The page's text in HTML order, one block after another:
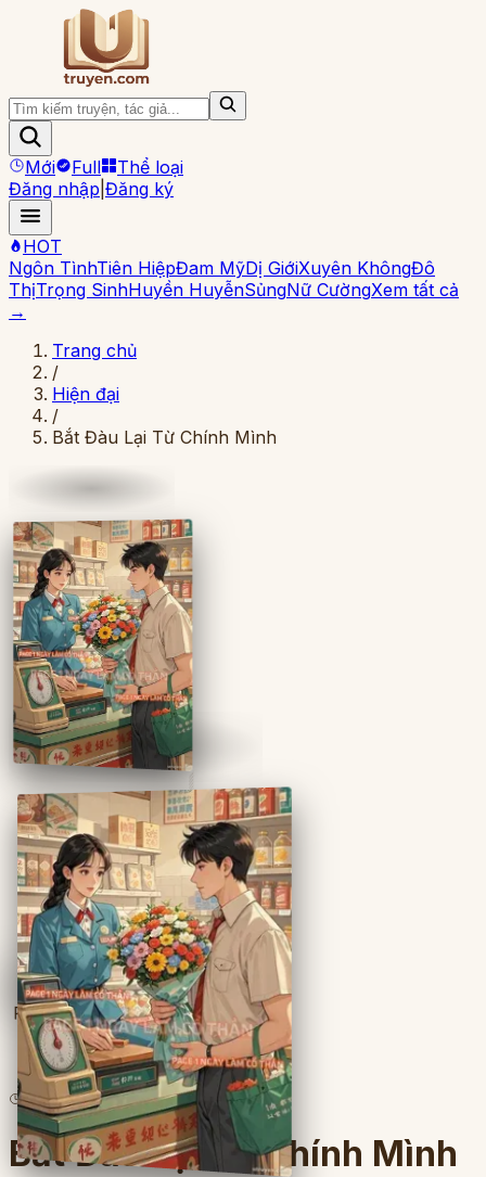
Mới Full
Thể loại
Đăng nhập Đăng ký
HOT
Ngôn TìnhTiên HiệpĐam MỹDị GiớiXuyên KhôngĐô
ThịTrọng SinhHuyền HuyễnSủngNữ CườngXem tất cả
→
Trang chủ
/
Hiện đại
/
Bắt Đàu Lại Từ Chính Mình
Full
3lượt đọc· 8chương
Bắt Đàu Lại Từ Chính Mình